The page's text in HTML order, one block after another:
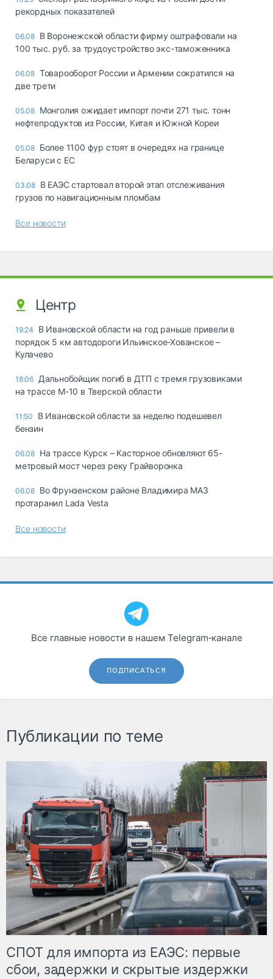
рекордных показателей
06.08 В Воронежской области фирму оштрафовали на
100 тыс. руб. за трудоустройство экс-таможенника
06.08 Товарооборот России и Армении сократился на
две трети
05.08 Монголия ожидает импорт почти 271 тыс. тонн
нефтепродуктов из России, Китая и Южной Кореи
05.08 Более 1100 фур стоят в очередях на границе
Беларуси с ЕС
03.08 В ЕАЭС стартовал второй этап отслеживания
грузов по навигационным пломбам
Все новости
Центр
19:24
В Ивановской области на год раньше привели в
порядок 5 км автодороги Ильинское-Хованское –
Кулачево
18:06 Дальнобойщик погиб в ДТП с тремя грузовиками
на трассе М-10 в Тверской области
11:50
В Ивановской области за неделю подешевел
бензин
06.08 На трассе Курск – Касторное обновляют 65-
метровый мост через реку Грайворонка
06.08 Во Фрунзенском районе Владимира МАЗ
протаранил Lada Vesta
Все новости
Все главные новости в нашем Telegram‑канале
ПОДПИСАТЬСЯ
Публикации по теме
СПОТ для импорта из ЕАЭС: первые
сбои, задержки и скрытые издержки